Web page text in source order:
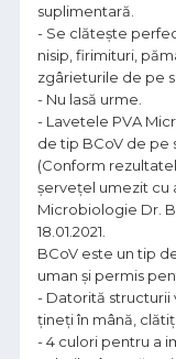
suplimentară.
- Se clătește
nisip, firimituri,
zgârieturile de pe
- Nu lasă urme.
- Lavetele PVA
de tip BCoV de pe
(Conform
șervețel umezit cu
Microbiologie Dr.
18.01.2021.
BCoV este un tip
uman și permis
- Datorită structurii
țineți în mână,
- 4 culori pentru a